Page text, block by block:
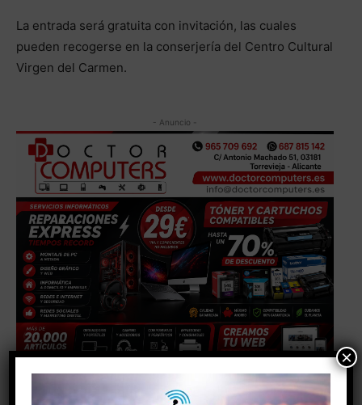
La entrada será gratuita con invitación, las cuales
pueden recogerse en la conserjería del Centro Cultural
Virgen del Carmen.
- Anuncio -
×